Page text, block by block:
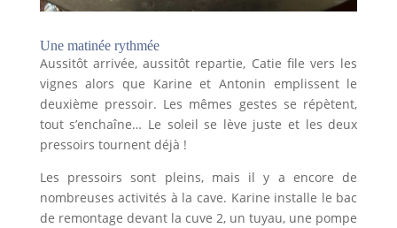
Une matinée rythmée
Aussitôt arrivée, aussitôt repartie, Catie file vers les
vignes alors que Karine et Antonin emplissent le
deuxième pressoir. Les mêmes gestes se répètent,
tout s’enchaîne… Le soleil se lève juste et les deux
pressoirs tournent déjà !
Les pressoirs sont pleins, mais il y a encore de
nombreuses activités à la cave. Karine installe le bac
de remontage devant la cuve 2, un tuyau, une pompe